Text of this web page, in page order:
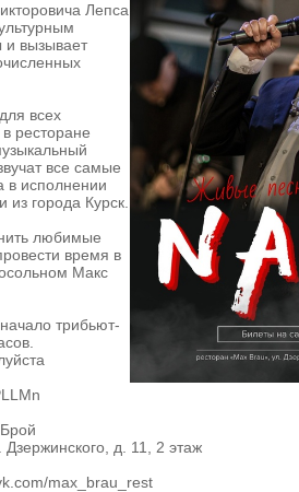
Лепса
и вызывает
всех
ресторане
все самые
в исполнении
города Курск.
любимые
время в
Макс
трибьют-
д. 11, 2 этаж
max_brau_rest